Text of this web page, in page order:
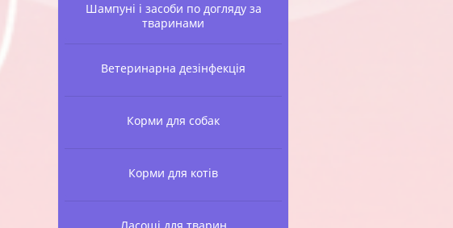
Шампуні і засоби по догляду за
тваринами
Ветеринарна дезінфекція
Корми для собак
Корми для котів